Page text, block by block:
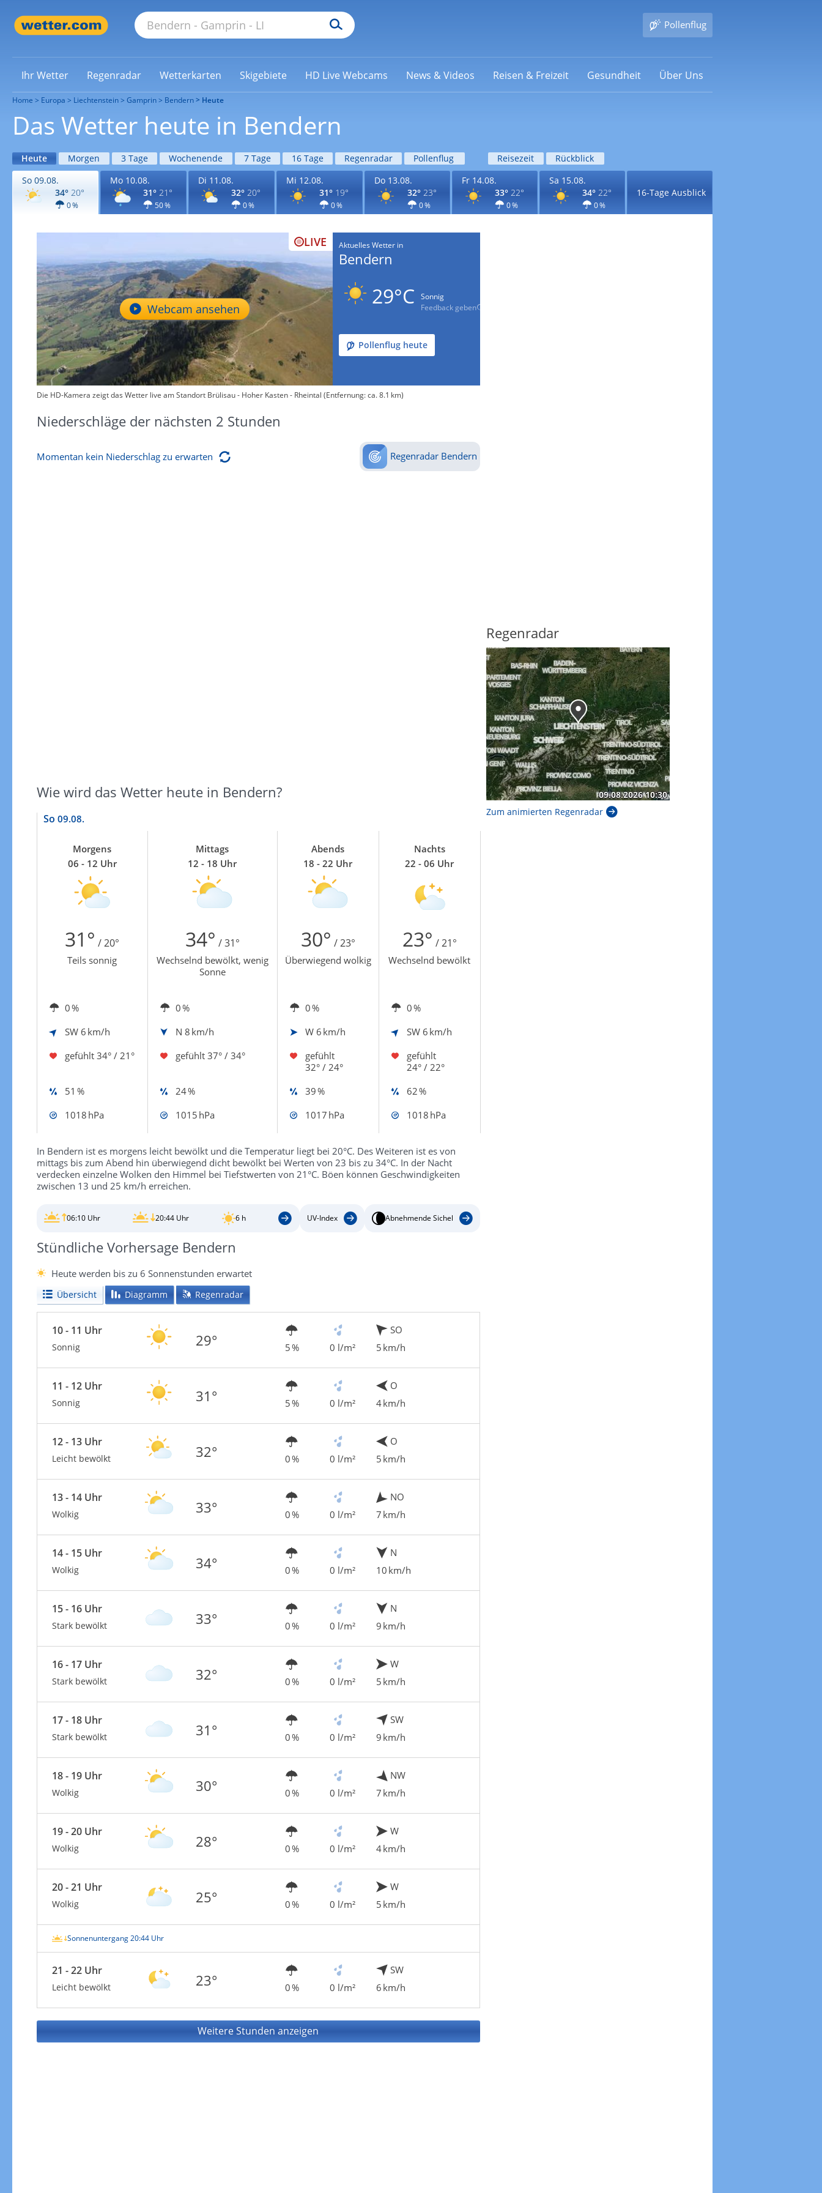
Pollenflug
Ihr Wetter Regenradar Wetterkarten Skigebiete HD Live Webcams News & Videos Reisen & Freizeit Gesundheit Über Uns
Home Europa Liechtenstein Gamprin Bendern Heute
Das Wetter heute in Bendern
Heute Morgen 3 Tage Wochenende 7 Tage 16 Tage Regenradar Pollenflug Reisezeit
Rückblick
So 09.08.
34° 20°
0 %
Mo 10.08.
31° 21°
50 %
Di 11.08.
32° 20°
0 %
Mi 12.08.
31° 19°
0 %
Do 13.08.
32° 23°
0 %
Fr 14.08.
33° 22°
0 %
Sa 15.08.
34° 22°
0 %
16-Tage Ausblick
LIVE
Webcam ansehen
Aktuelles Wetter in
Bendern
29°C
Sonnig
Feedback geben
Pollenflug heute
Die HD-Kamera zeigt das Wetter live am Standort Brülisau - Hoher Kasten - Rheintal (Entfernung: ca. 8.1 km)
Niederschläge der nächsten 2 Stunden
Momentan kein Niederschlag zu erwarten Regenradar Bendern
Wie wird das Wetter heute in Bendern?
So 09.08.
Morgens
06 - 12 Uhr
Mittags
12 - 18 Uhr
Abends
18 - 22 Uhr
Nachts
22 - 06 Uhr
31° / 20° 34° / 31° 30° / 23° 23° / 21°
Teils sonnig
Wechselnd bewölkt, wenig
Sonne
Überwiegend wolkig Wechselnd bewölkt
0 % 0 % 0 %
0 %
SW 6 km/h N 8 km/h W 6 km/h SW 6 km/h
gefühlt 34° / 21° gefühlt 37° / 34°
gefühlt
32° / 24°
gefühlt
24° / 22°
51 %
24 % 39 %
62 %
1018 hPa
1015 hPa 1017 hPa 1018 hPa
In Bendern ist es morgens leicht bewölkt und die Temperatur liegt bei 20°C. Des Weiteren ist es von
mittags bis zum Abend hin überwiegend dicht bewölkt bei Werten von 23 bis zu 34°C. In der Nacht
verdecken einzelne Wolken den Himmel bei Tiefstwerten von 21°C. Böen können Geschwindigkeiten
zwischen 13 und 25 km/h erreichen.
06:10 Uhr 20:44 Uhr 6 h UV-Index Abnehmende Sichel
Stündliche Vorhersage Bendern
Heute werden bis zu 6 Sonnenstunden erwartet
Übersicht Diagramm Regenradar
10 - 11 Uhr
Sonnig 29° 5 % 0 l/m²
SO
5 km/h
11 - 12 Uhr
Sonnig 31° 5 % 0 l/m²
O
4 km/h
12 - 13 Uhr
Leicht bewölkt 32° 0 % 0 l/m²
O
5 km/h
13 - 14 Uhr
Wolkig 33° 0 % 0 l/m²
NO
7 km/h
14 - 15 Uhr
Wolkig 34° 0 % 0 l/m²
N
10 km/h
15 - 16 Uhr
Stark bewölkt 33° 0 % 0 l/m²
N
9 km/h
16 - 17 Uhr
Stark bewölkt 32° 0 % 0 l/m²
W
5 km/h
17 - 18 Uhr
Stark bewölkt 31° 0 % 0 l/m²
SW
9 km/h
18 - 19 Uhr
Wolkig 30° 0 % 0 l/m²
NW
7 km/h
19 - 20 Uhr
Wolkig 28° 0 % 0 l/m²
W
4 km/h
20 - 21 Uhr
Wolkig 25° 0 % 0 l/m²
W
5 km/h
Sonnenuntergang 20:44 Uhr
21 - 22 Uhr
Leicht bewölkt 23° 0 % 0 l/m²
SW
6 km/h
Weitere Stunden anzeigen
Regenradar
Zum animierten Regenradar